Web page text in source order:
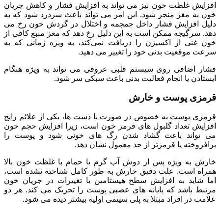
افزایش غلظت خون نیز می‌ تواند به افزایش فشار و کاهش جریان
خون به مغز منجر شود. این امر می‌ تواند باعث سردرد شود که به
دلیل افزایش فشار داخل جمجمه و اختلال در گردش خون رخ می‌
دهد. سرگیجه ممکن است به این دلیل رخ دهد که مغز منبع کافی از
خون غنی از اکسیژن را دریافت نمی‌کند، به ویژه زمانی که به
سرعت موقعیت بدنی خود را تغییر می‌ دهید.
فشار اضافی روی سیستم قلبی عروقی‌ می‌ تواند به ویژه هنگام
ایستادن یا انجام فعالیت بدنی باعث سبکی سر شود.
قرمزی پوست و خارش
قرمزی پوست به خصوص در صورت یا دست‌ ها، یکی از علائم رایج
افزایش تعداد گلبول‌ های قرمز خون است، زیرا افزایش حجم خون
می‌ تواند باعث گشاد شدن رگ‌ های خونی شود و پوست را
برافروخته یا قرمزتر از حد معمول نشان دهد.
خارش به ویژه پس از دوش آب گرم یا حمام با غلظت خون بالا
همراه است. علت دقیق خارش به طور کامل شناخته نشده است،
اما شاید به افزایش سطح هیستامین یا تغییرات در جریان خون
مرتبط باشد که پایانه‌ های عصبی پوست را تحریک‌ می‌ کند. هر دو
علامت در افراد مبتلا به پلی سیتمی اولیه بیشتر دیده می‌ شود.